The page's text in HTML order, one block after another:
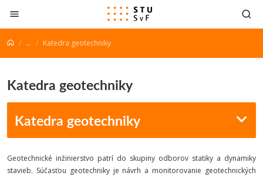
Prejsť na obsah
... Katedra geotechniky
Katedra geotechniky
Katedra geotechniky
Geotechnické inžinierstvo patrí do skupiny odborov statiky a dynamiky
stavieb. Súčasťou geotechniky je návrh a monitorovanie geotechnických